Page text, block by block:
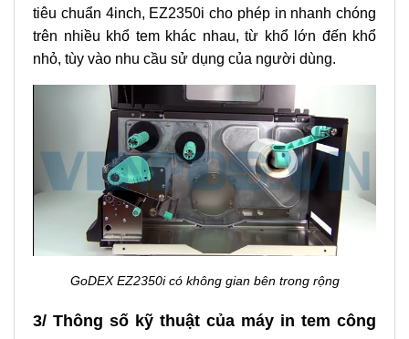
tiêu chuẩn 4inch, EZ2350i cho phép in nhanh chóng
trên nhiều khổ tem khác nhau, từ khổ lớn đến khổ
nhỏ, tùy vào nhu cầu sử dụng của người dùng.
GoDEX EZ2350i có không gian bên trong rộng
3/ Thông số kỹ thuật của máy in tem công